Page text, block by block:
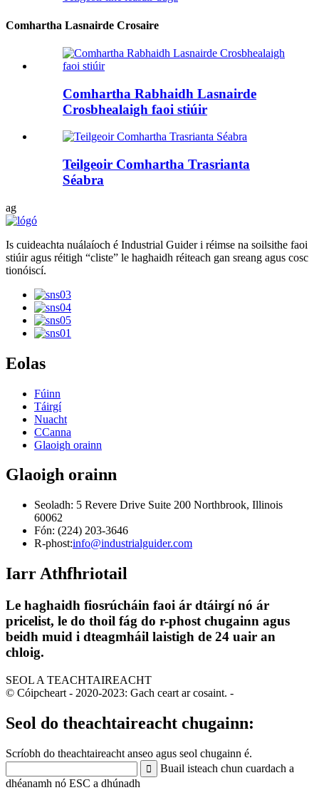
Comhartha Lasnairde Crosaire
Comhartha Rabhaidh Lasnairde
Crosbhealaigh faoi stiúir
Teilgeoir Comhartha Trasrianta
Séabra
ag
Is cuideachta nuálaíoch é Industrial Guider i réimse na soilsithe faoi
stiúir agus réitigh “cliste” le haghaidh réiteach gan sreang agus cosc ​​
tionóiscí.
Eolas
Fúinn
Táirgí
Nuacht
CCanna
Glaoigh orainn
Glaoigh orainn
Seoladh: 5 Revere Drive Suite 200 Northbrook, Illinois
60062
Fón: (224) 203-3646
R-phost:info@industrialguider.com
Iarr Athfhriotail
Le haghaidh fiosrúcháin faoi ár dtáirgí nó ár
pricelist, le do thoil fág do r-phost chugainn agus
beidh muid i dteagmháil laistigh de 24 uair an
chloig.
SEOL A TEACHTAIREACHT
© Cóipcheart - 2020-2023: Gach ceart ar cosaint. -
Seol do theachtaireacht chugainn:
Scríobh do theachtaireacht anseo agus seol chugainn é.
Buail isteach chun cuardach a
dhéanamh nó ESC a dhúnadh